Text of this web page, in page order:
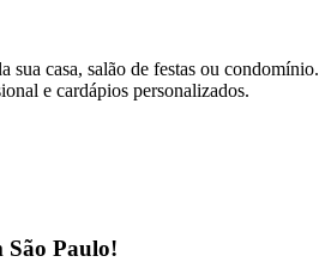
casa, salão de festas ou condomínio.
e cardápios personalizados.
São Paulo!